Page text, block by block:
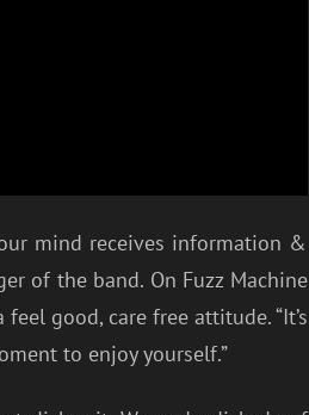
mind receives information &
of the band. On Fuzz Machine
good, care free attitude. “It’s
to enjoy yourself.”